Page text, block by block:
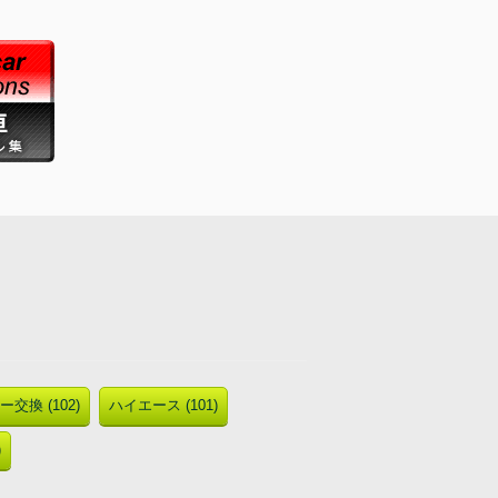
交換 (102) ハイエース (101)